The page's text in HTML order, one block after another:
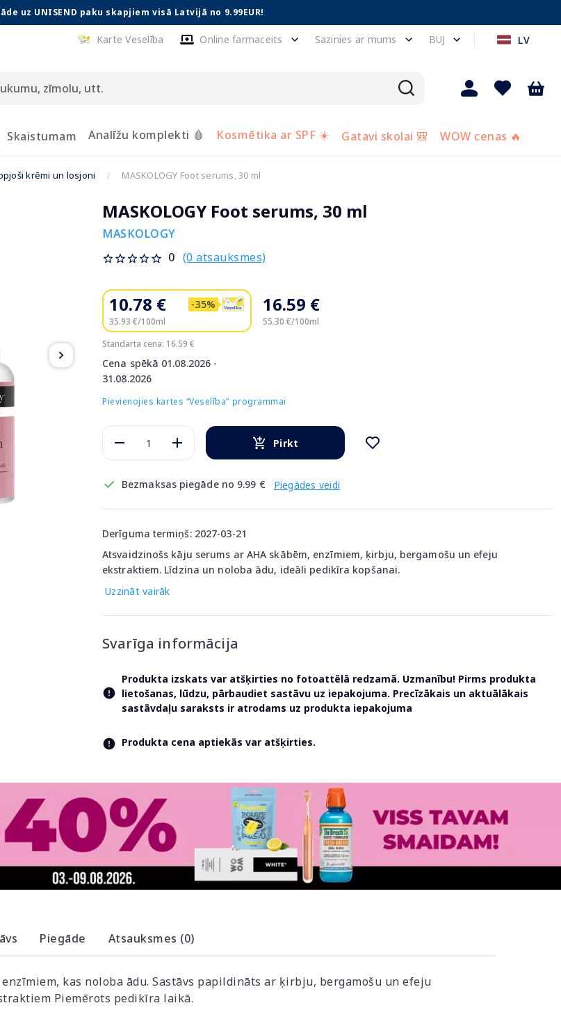
uz UNISEND paku skapjiem visā Latvijā no 9.99EUR!
Karte Veselība Online farmaceits Sazinies ar mums BUJ LV
Skaistumam Analīžu komplekti 🩸 Kosmētika ar SPF ☀️ Gatavi skolai 🎒 WOW cenas 🔥
krēmi un losjoni MASKOLOGY Foot serums, 30 ml
MASKOLOGY Foot serums, 30 ml
MASKOLOGY
0 (0 atsauksmes)
10.78 € -35%
35.93 €/100ml
Standarta cena: 16.59 €
Cena spēkā 01.08.2026 -
31.08.2026
16.59 €
55.30 €/100ml
Pievienojies kartes “Veselība” programmai
Pirkt
Bezmaksas piegāde no 9.99 € Piegādes veidi
Derīguma termiņš: 2027-03-21
Atsvaidzinošs kāju serums ar AHA skābēm, enzīmiem, ķirbju, bergamošu un efeju
ekstraktiem. Līdzina un noloba ādu, ideāli pedikīra kopšanai.
Uzzināt vairāk
Svarīga informācija
Produkta izskats var atšķirties no fotoattēlā redzamā. Uzmanību! Pirms produkta
lietošanas, lūdzu, pārbaudiet sastāvu uz iepakojuma. Precīzākais un aktuālākais
sastāvdaļu saraksts ir atrodams uz produkta iepakojuma
Produkta cena aptiekās var atšķirties.
Piegāde Atsauksmes (0)
kas noloba ādu. Sastāvs papildināts ar ķirbju, bergamošu un efeju
Piemērots pedikīra laikā.